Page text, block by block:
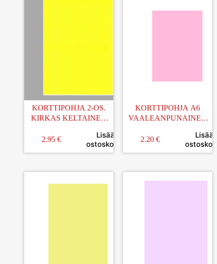
KORTTIPOHJA 2-OS.
KIRKAS KELTAINEN
2.95 €
Lisää
ostoskoriin
KORTTIPOHJA A6
VAALEANPUNAINEN
2.20 €
Lisää